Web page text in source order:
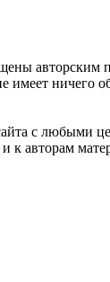
авторским
ничего
с любыми
к авторам